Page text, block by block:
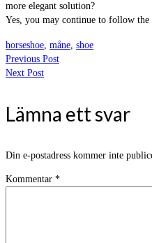
more elegant solution?
Yes, you may continue to follow
horseshoe, måne, shoe
Previous Post
Next Post
Lämna ett svar
Din e-postadress kommer inte
Kommentar *